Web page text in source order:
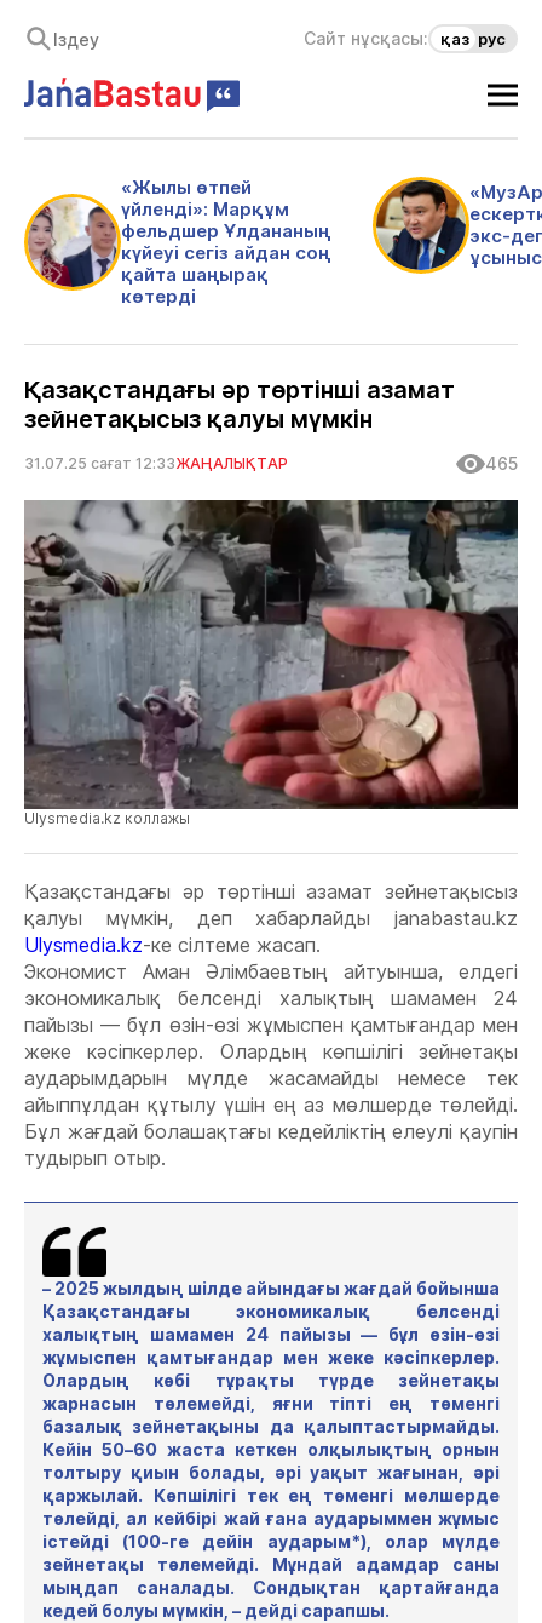
Сайт нұсқасы: қаз рус
«Жылы өтпей
үйленді»: Марқұм
фельдшер Ұлдананың
күйеуі сегіз айдан соң
қайта шаңырақ
көтерді
экс-
Қазақстандағы әр төртінші азамат
зейнетақысыз қалуы мүмкін
31.07.25 сағат 12:33ЖАҢАЛЫҚТАР 465
Ulysmedia.kz коллажы
Қазақстандағы әр төртінші азамат зейнетақысыз
қалуы мүмкін, деп хабарлайды janabastau.kz
Ulysmedia.kz-ке сілтеме жасап.
Экономист Аман Әлімбаевтың айтуынша, елдегі
экономикалық белсенді халықтың шамамен 24
пайызы — бұл өзін-өзі жұмыспен қамтығандар мен
жеке кәсіпкерлер. Олардың көпшілігі зейнетақы
аударымдарын мүлде жасамайды немесе тек
айыппұлдан құтылу үшін ең аз мөлшерде төлейді.
Бұл жағдай болашақтағы кедейліктің елеулі қаупін
тудырып отыр.
– 2025 жылдың шілде айындағы жағдай бойынша
Қазақстандағы экономикалық белсенді
халықтың шамамен 24 пайызы — бұл өзін-өзі
жұмыспен қамтығандар мен жеке кәсіпкерлер.
Олардың көбі тұрақты түрде зейнетақы
жарнасын төлемейді, яғни тіпті ең төменгі
базалық зейнетақыны да қалыптастырмайды.
Кейін 50–60 жаста кеткен олқылықтың орнын
толтыру қиын болады, әрі уақыт жағынан, әрі
қаржылай. Көпшілігі тек ең төменгі мөлшерде
төлейді, ал кейбірі жай ғана аударыммен жұмыс
істейді (100-ге дейін аударым*), олар мүлде
зейнетақы төлемейді. Мұндай адамдар саны
мыңдап саналады. Сондықтан қартайғанда
кедей болуы мүмкін, – дейді сарапшы.